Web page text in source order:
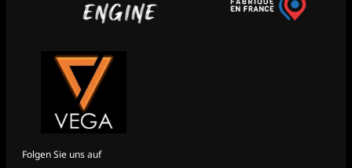
Folgen Sie uns auf